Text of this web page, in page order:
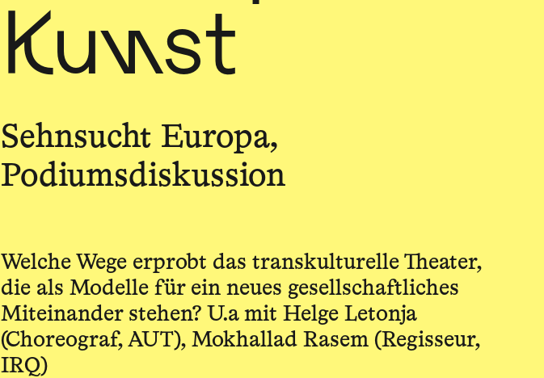
Kunst
Sehnsucht Europa,
Podiumsdiskussion
Welche Wege erprobt das transkulturelle Theater,
die als Modelle für ein neues gesellschaftliches
Miteinander stehen? U.a mit Helge Letonja
(Choreograf, AUT), Mokhallad Rasem (Regisseur,
IRQ)